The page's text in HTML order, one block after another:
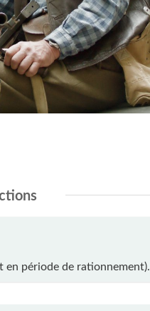
en période de rationnement).